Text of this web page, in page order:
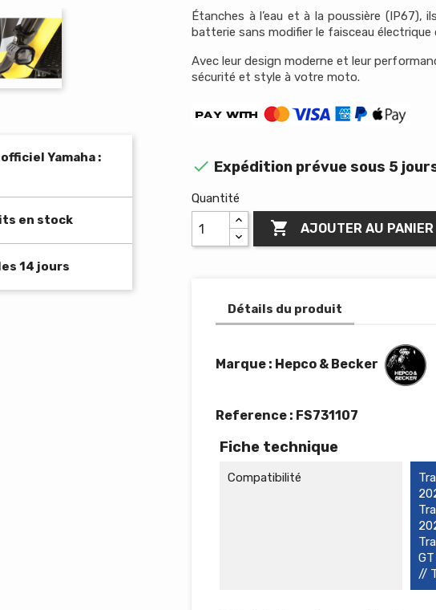
Yamaha :
en stock
14 jours
Étanches à l’eau et à la poussière (IP67),
batterie sans modifier le faisceau électrique
Avec leur design moderne et leur
sécurité et style à votre moto.
 Expédition prévue sous 5
Quantité
 AJOUTER AU PANIER
Détails du produit
Marque : Hepco & Becker
Reference : FS731107
Fiche technique
Compatibilité
//